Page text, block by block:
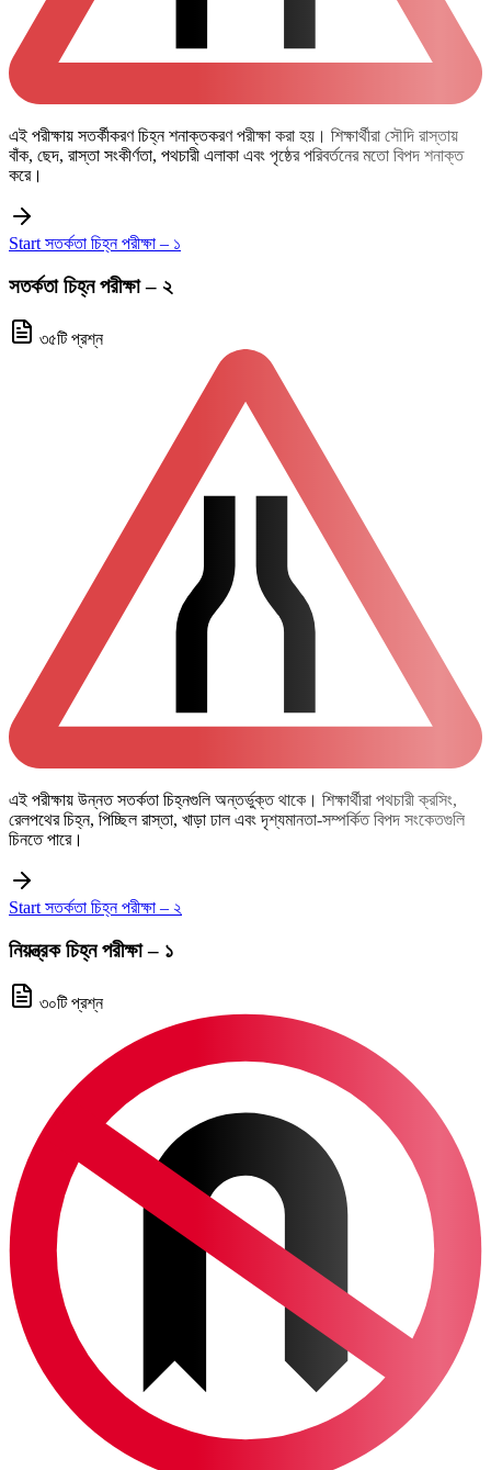
এই পরীক্ষায় সতর্কীকরণ চিহ্ন শনাক্তকরণ পরীক্ষা করা হয়। শিক্ষার্থীরা সৌদি রাস্তায়
বাঁক, ছেদ, রাস্তা সংকীর্ণতা, পথচারী এলাকা এবং পৃষ্ঠের পরিবর্তনের মতো বিপদ শনাক্ত
করে।
Start সতর্কতা চিহ্ন পরীক্ষা – ১
সতর্কতা চিহ্ন পরীক্ষা – ২
৩৫টি প্রশ্ন
এই পরীক্ষায় উন্নত সতর্কতা চিহ্নগুলি অন্তর্ভুক্ত থাকে। শিক্ষার্থীরা পথচারী ক্রসিং,
রেলপথের চিহ্ন, পিচ্ছিল রাস্তা, খাড়া ঢাল এবং দৃশ্যমানতা-সম্পর্কিত বিপদ সংকেতগুলি
চিনতে পারে।
Start সতর্কতা চিহ্ন পরীক্ষা – ২
নিয়ন্ত্রক চিহ্ন পরীক্ষা – ১
৩০টি প্রশ্ন